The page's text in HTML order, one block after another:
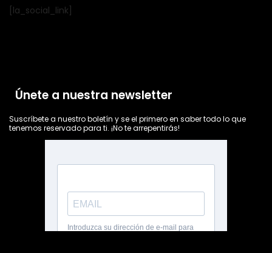
[la_social_link]
Únete a nuestra newsletter
Suscríbete a nuestro boletín y se el primero en saber todo lo que
tenemos reservado para ti. ¡No te arrepentirás!